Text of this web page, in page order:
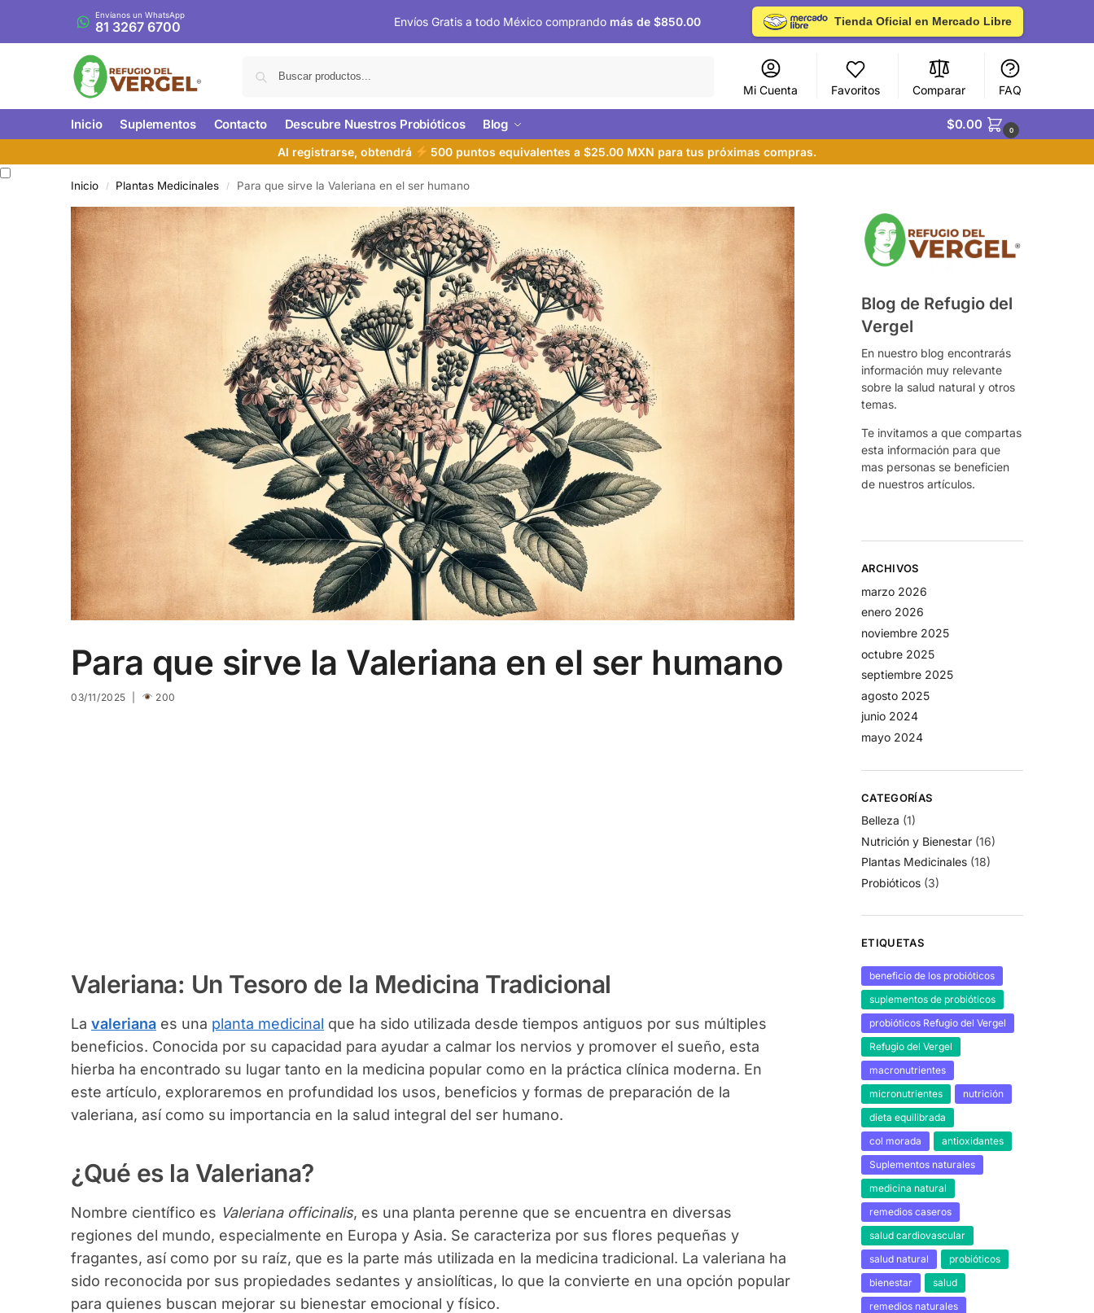
Envíanos un WhatsApp
81 3267 6700 Envíos Gratis a todo México comprando más de $850.00 Tienda Oficial en Mercado Libre
Mi Cuenta Favoritos Comparar FAQ
Inicio Suplementos Contacto Descubre Nuestros Probióticos Blog $0.00 0
Al registrarse, obtendrá 500 puntos equivalentes a $25.00 MXN para tus próximas compras.
Inicio / Plantas Medicinales / Para que sirve la Valeriana en el ser humano
Para que sirve la Valeriana en el ser humano
03/11/2025 | 200
Valeriana: Un Tesoro de la Medicina Tradicional
La valeriana es una planta medicinal que ha sido utilizada desde tiempos antiguos por sus múltiples
beneficios. Conocida por su capacidad para ayudar a calmar los nervios y promover el sueño, esta
hierba ha encontrado su lugar tanto en la medicina popular como en la práctica clínica moderna. En
este artículo, exploraremos en profundidad los usos, beneficios y formas de preparación de la
valeriana, así como su importancia en la salud integral del ser humano.
¿Qué es la Valeriana?
Nombre científico es Valeriana officinalis, es una planta perenne que se encuentra en diversas
regiones del mundo, especialmente en Europa y Asia. Se caracteriza por sus flores pequeñas y
fragantes, así como por su raíz, que es la parte más utilizada en la medicina tradicional. La valeriana ha
sido reconocida por sus propiedades sedantes y ansiolíticas, lo que la convierte en una opción popular
para quienes buscan mejorar su bienestar emocional y físico.
Blog de Refugio del
Vergel
En nuestro blog encontrarás
información muy relevante
sobre la salud natural y otros
temas.
Te invitamos a que compartas
esta información para que
mas personas se beneficien
de nuestros artículos.
ARCHIVOS
marzo 2026
enero 2026
noviembre 2025
octubre 2025
septiembre 2025
agosto 2025
junio 2024
mayo 2024
CATEGORÍAS
Belleza (1)
Nutrición y Bienestar (16)
Plantas Medicinales (18)
Probióticos (3)
ETIQUETAS
beneficio de los probióticos
suplementos de probióticos
probióticos Refugio del Vergel
Refugio del Vergel
macronutrientes
micronutrientes
nutrición
dieta equilibrada
col morada
antioxidantes
Suplementos naturales
medicina natural
remedios caseros
salud cardiovascular
salud natural
probióticos
bienestar
salud
remedios naturales